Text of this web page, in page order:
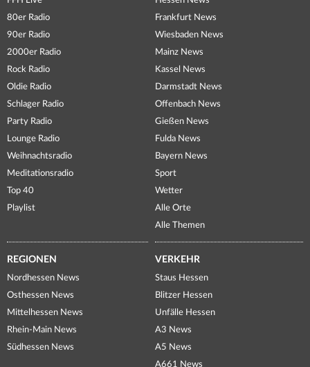
80er Radio
90er Radio
2000er Radio
Rock Radio
Oldie Radio
Schlager Radio
Party Radio
Lounge Radio
Weihnachtsradio
Meditationsradio
Top 40
Playlist
Frankfurt News
Wiesbaden News
Mainz News
Kassel News
Darmstadt News
Offenbach News
Gießen News
Fulda News
Bayern News
Sport
Wetter
Alle Orte
Alle Themen
REGIONEN
Nordhessen News
Osthessen News
Mittelhessen News
Rhein-Main News
Südhessen News
VERKEHR
Staus Hessen
Blitzer Hessen
Unfälle Hessen
A3 News
A5 News
A661 News